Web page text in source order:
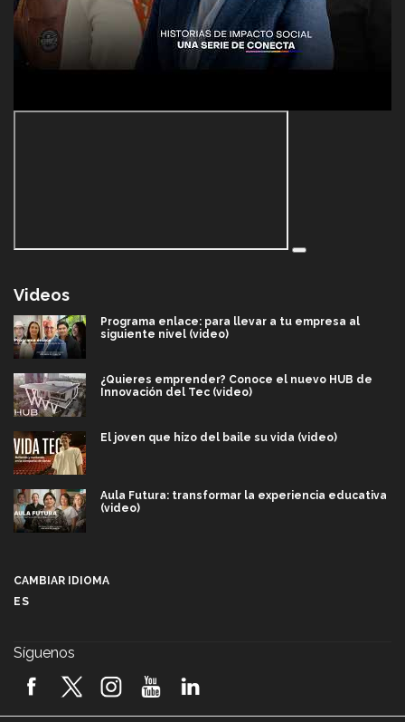
Videos
Programa enlace: para llevar a tu empresa al
siguiente nivel (video)
¿Quieres emprender? Conoce el nuevo HUB de
Innovación del Tec (video)
El joven que hizo del baile su vida (video)
Aula Futura: transformar la experiencia educativa
(video)
2026! (video)
CAMBIAR IDIOMA
ES
Síguenos